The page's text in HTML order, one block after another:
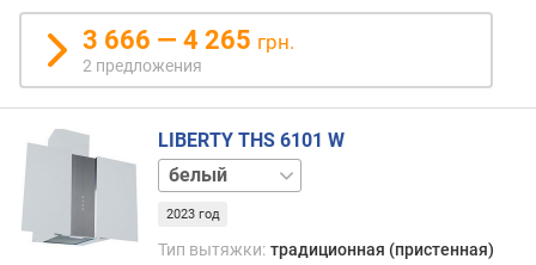
о
с
т
и
о
ш
3 666 — 4 265 грн.
2 предложения
LIBERTY THS 6101 W
черный
2023 год
Тип вытяжки: традиционная (пристенная)